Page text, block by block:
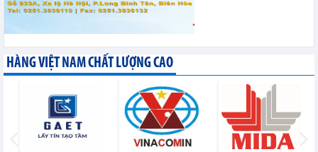
HÀNG VIỆT NAM CHẤT LƯỢNG CAO